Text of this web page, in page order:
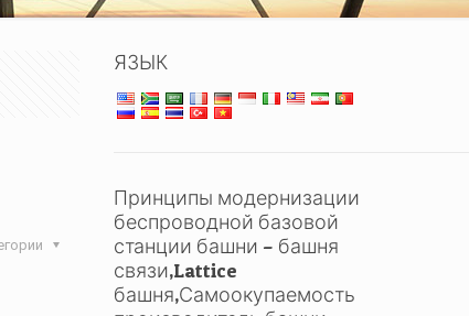
ЯЗЫК
Принципы модернизации
беспроводной базовой
станции башни – башня
связи,Lattice
башня,Самоокупаемость